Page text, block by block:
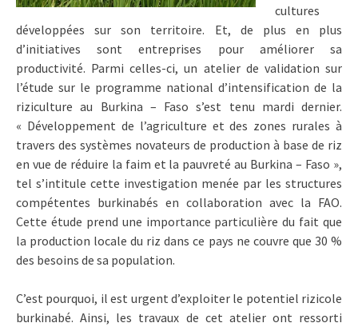
cultures
développées sur son territoire. Et, de plus en plus
d’initiatives sont entreprises pour améliorer sa
productivité. Parmi celles-ci, un atelier de validation sur
l’étude sur le programme national d’intensification de la
riziculture au Burkina – Faso s’est tenu mardi dernier.
« Développement de l’agriculture et des zones rurales à
travers des systèmes novateurs de production à base de riz
en vue de réduire la faim et la pauvreté au Burkina – Faso »,
tel s’intitule cette investigation menée par les structures
compétentes burkinabés en collaboration avec la FAO.
Cette étude prend une importance particulière du fait que
la production locale du riz dans ce pays ne couvre que 30 %
des besoins de sa population.
C’est pourquoi, il est urgent d’exploiter le potentiel rizicole
burkinabé. Ainsi, les travaux de cet atelier ont ressorti